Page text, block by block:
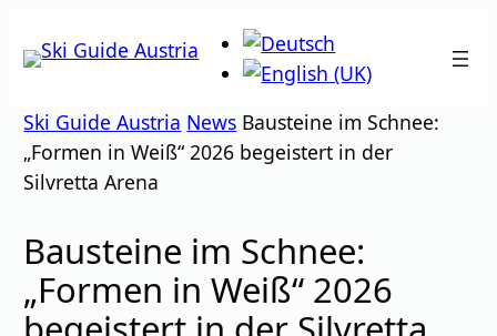
Inhalt
Ski Guide Austria News Bausteine im Schnee:
„Formen in Weiß“ 2026 begeistert in der
Silvretta Arena
Bausteine im Schnee:
„Formen in Weiß“ 2026